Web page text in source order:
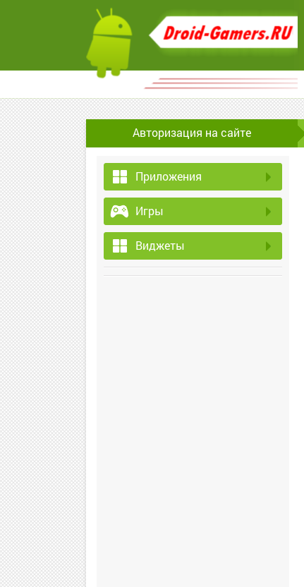
Авторизация на сайте
Приложения
Игры
Виджеты